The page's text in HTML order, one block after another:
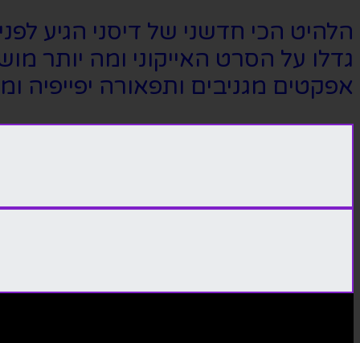
הלהיט הכי חדשני של דיסני הגיע
גדלו על הסרט האייקוני ומה
אפקטים מגניבים ותפאורה יפייפיה